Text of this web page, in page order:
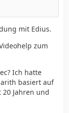
mit Edius.
zum
Ich hatte
basiert auf
Jahren und